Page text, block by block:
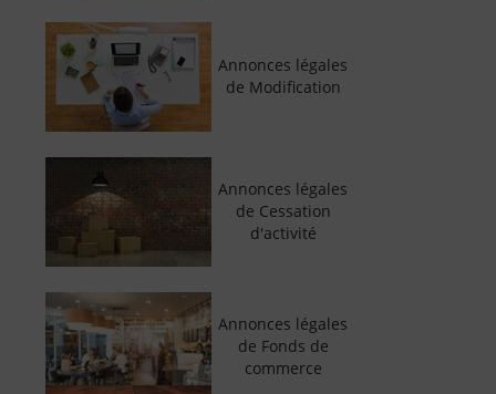
Annonces légales
de Modification
Annonces légales
de Cessation
d'activité
Annonces légales
de Fonds de
commerce